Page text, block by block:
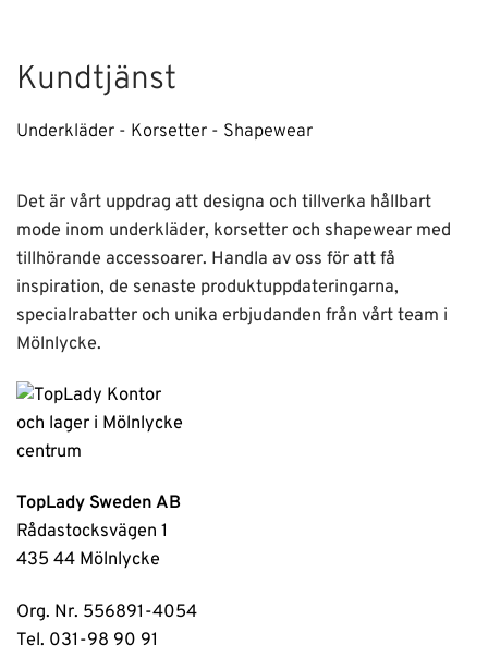
Kundtjänst
Underkläder - Korsetter - Shapewear
Det är vårt uppdrag att designa och tillverka hållbart
mode inom underkläder, korsetter och shapewear med
tillhörande accessoarer. Handla av oss för att få
inspiration, de senaste produktuppdateringarna,
specialrabatter och unika erbjudanden från vårt team i
Mölnlycke.
TopLady Sweden AB
Rådastocksvägen 1
435 44 Mölnlycke
Org. Nr. 556891-4054
Tel. 031-98 90 91